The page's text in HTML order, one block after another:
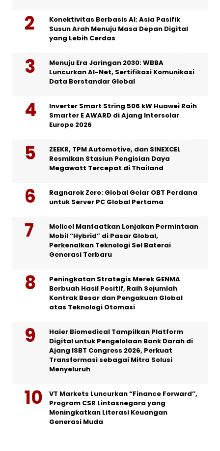
Konektivitas Berbasis AI: Asia Pasifik
Susun Arah Menuju Masa Depan Digital
yang Lebih Cerdas
Menuju Era Jaringan 2030: WBBA
Luncurkan AI-Net, Sertifikasi Komunikasi
Data Berstandar Global
Inverter Smart String 506 kW Huawei Raih
Smarter E AWARD di Ajang Intersolar
Europe 2026
ZEEKR, TPM Automotive, dan SINEXCEL
Resmikan Stasiun Pengisian Daya
Megawatt Tercepat di Thailand
Ragnarok Zero: Global Gelar OBT Perdana
untuk Server PC Global Pertama
Molicel Manfaatkan Lonjakan Permintaan
Mobil “Hybrid” di Pasar Global,
Perkenalkan Teknologi Sel Baterai
Generasi Terbaru
Peningkatan Strategis Merek GENMA
Berbuah Hasil Positif, Raih Sejumlah
Kontrak Besar dan Pengakuan Global
atas Teknologi Otomasi
Haier Biomedical Tampilkan Platform
Digital untuk Pengelolaan Bank Darah di
Ajang ISBT Congress 2026, Perkuat
Transformasi sebagai Mitra Solusi
Menyeluruh
VT Markets Luncurkan “Finance Forward”,
Program CSR Lintasnegara yang
Meningkatkan Literasi Keuangan
Generasi Muda